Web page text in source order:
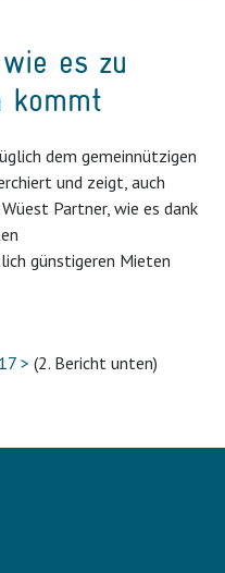
es zu
kommt
dem gemeinnützigen
und zeigt, auch
Partner, wie es dank
günstigeren Mieten
> (2. Bericht unten)